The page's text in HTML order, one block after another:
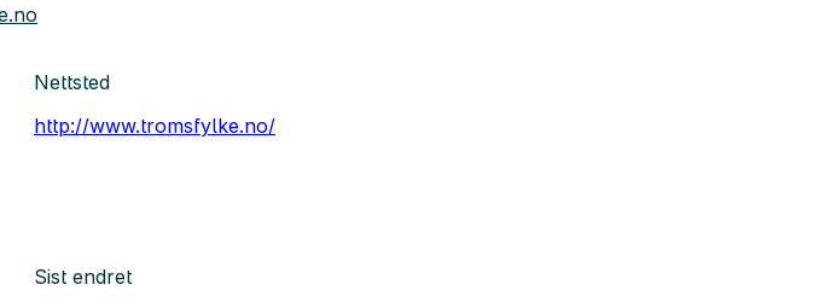
Nettsted
http://www.tromsfylke.no/
Sist endret